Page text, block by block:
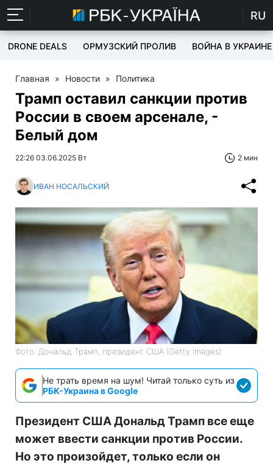
RU
DRONE DEALS ОРМУЗСКИЙ ПРОЛИВ ВОЙНА В УКРАИНЕ
Главная » Новости » Политика
Трамп оставил санкции против
России в своем арсенале, -
Белый дом
22:26 03.06.2025 Вт 2 мин
ИВАН НОСАЛЬСКИЙ
Фото: Дональд Трамп, президент США (Getty Images)
Не трать время на шум! Читай только суть из
РБК-Украина в Google
Президент США Дональд Трамп все еще
может ввести санкции против России.
Но это произойдет, только если он